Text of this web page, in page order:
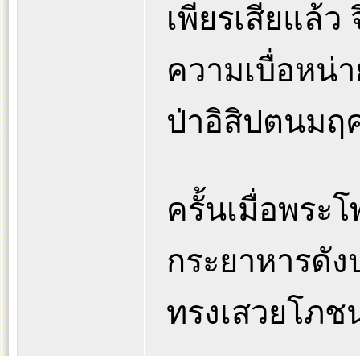
เพียรเสียแล้
ความเบื่อหน่
ป่าอิสิปตนมฤ
ครั้นเมื่อพระ
กระยาหารดั
ทรงเสวยโภ